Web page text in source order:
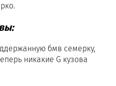
бмв семерку,
никакие G кузова